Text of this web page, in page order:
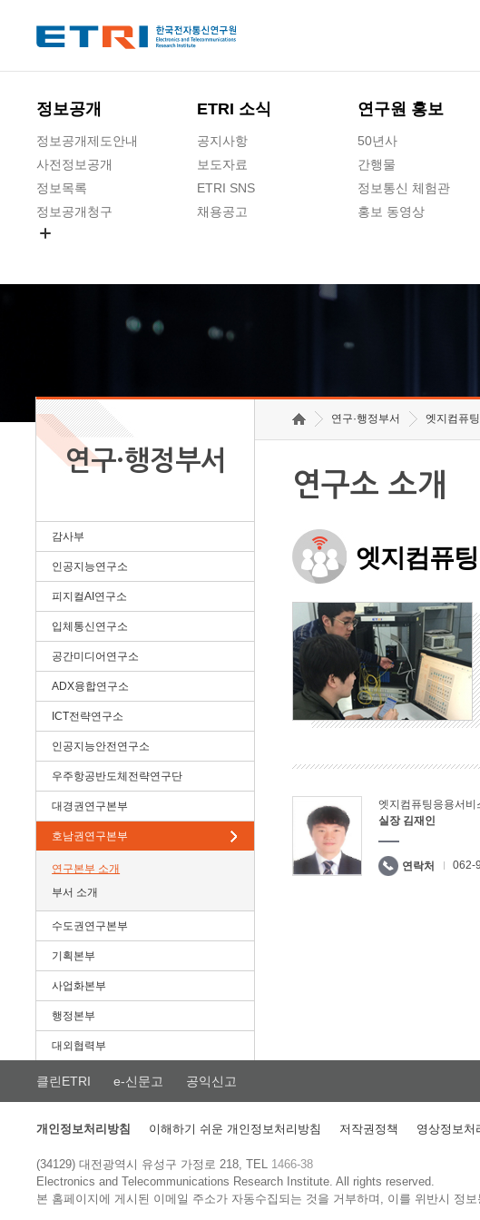
정보공개
정보공개제도안내
사전정보공개
정보목록
정보공개청구
ETRI 소식
공지사항
보도자료
ETRI SNS
채용공고
연구원 홍보
50년사
간행물
정보통신 체험관
홍보 동영상
연구·행정부서
감사부
인공지능연구소
피지컬AI연구소
입체통신연구소
공간미디어연구소
ADX융합연구소
ICT전략연구소
인공지능안전연구소
우주항공반도체전략연구단
대경권연구본부
호남권연구본부
연구본부 소개
부서 소개
수도권연구본부
기획본부
사업화본부
행정본부
대외협력부
연구·행정부서 엣지컴퓨
연구소 소개
엣지컴퓨
엣지컴퓨팅응용서비
실장 김재인
연락처 062-
클린ETRI e-신문고 공익신고
개인정보처리방침 이해하기 쉬운 개인정보처리방침 저작권정책 영상정보처
(34129) 대전광역시 유성구 가정로 218, TEL 1466-38
Electronics and Telecommunications Research Institute.All rights reserved.
본 홈페이지에 게시된 이메일 주소가 자동수집되는 것을 거부하며, 이를 위반시 정